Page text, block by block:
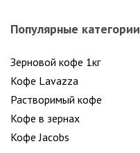
Популярные категории
Зерновой кофе 1кг
Кофе Lavazza
Растворимый кофе
Кофе в зернах
Кофе Jacobs